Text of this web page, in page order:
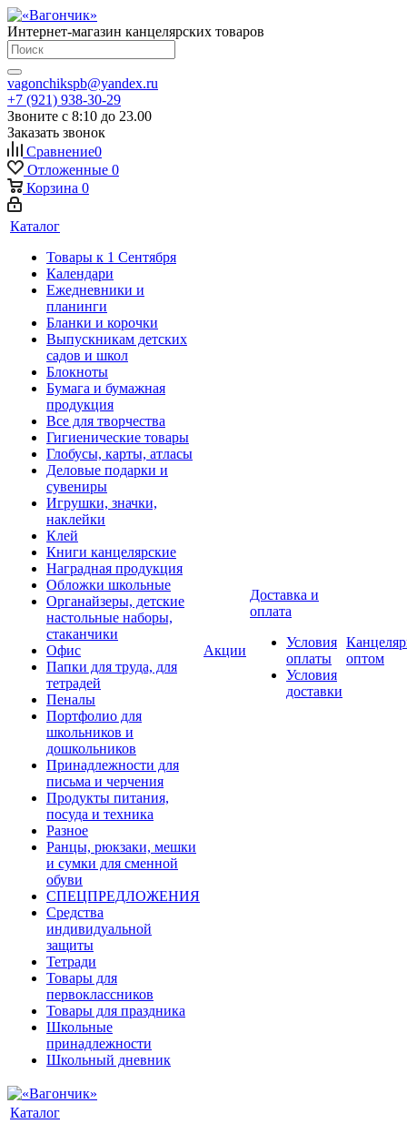
Интернет-магазин канцелярских товаров
vagonchikspb@yandex.ru
+7 (921) 938-30-29
Звоните с 8:10 до 23.00
Заказать звонок
Сравнение0
Отложенные 0
Корзина 0
Каталог
Товары к 1 Сентября
Календари
Ежедневники и
планинги
Бланки и корочки
Выпускникам детских
садов и школ
Блокноты
Бумага и бумажная
продукция
Все для творчества
Гигиенические товары
Глобусы, карты, атласы
Деловые подарки и
сувениры
Игрушки, значки,
наклейки
Клей
Книги канцелярские
Наградная продукция
Обложки школьные
Органайзеры, детские
настольные наборы,
стаканчики
Офис
Папки для труда, для
тетрадей
Пеналы
Портфолио для
школьников и
дошкольников
Принадлежности для
письма и черчения
Продукты питания,
посуда и техника
Разное
Ранцы, рюкзаки, мешки
и сумки для сменной
обуви
СПЕЦПРЕДЛОЖЕНИЯ
Средства
индивидуальной
защиты
Тетради
Товары для
первоклассников
Товары для праздника
Школьные
принадлежности
Школьный дневник
Акции
Доставка и
оплата
Условия
оплаты
Условия
доставки
оптом
Каталог